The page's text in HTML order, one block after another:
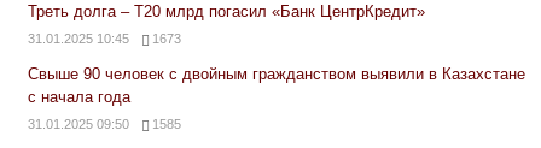
Треть долга – Т20 млрд погасил «Банк ЦентрКредит»
31.01.2025 10:45 1673
Свыше 90 человек с двойным гражданством выявили в Казахстане
с начала года
31.01.2025 09:50 1585